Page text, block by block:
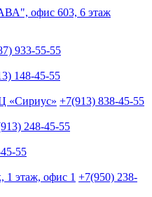
офис 603, 6 этаж
933-55-55
148-45-55
«Сириус» +7(913) 838-45-55
248-45-55
55
1 этаж, офис 1 +7(950) 238-